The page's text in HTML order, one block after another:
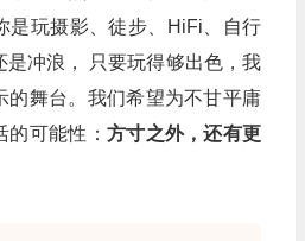
玩摄影、徒步、HiFi、自行
是冲浪， 只要玩得够出色，我
的舞台。我们希望为不甘平庸
可能性： 方寸之外，还有更